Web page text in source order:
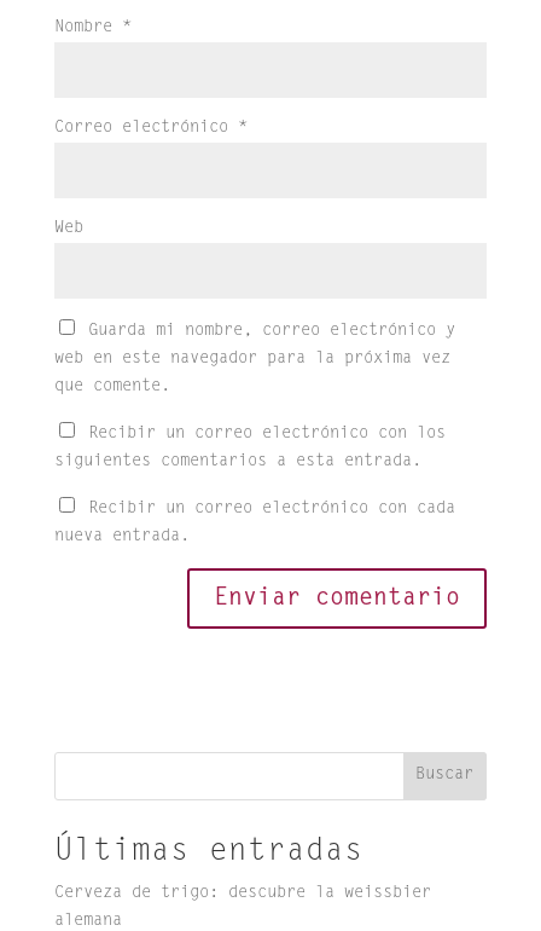
Nombre *
Correo electrónico *
Web
Guarda mi nombre, correo electrónico y
web en este navegador para la próxima vez
que comente.
Recibir un correo electrónico con los
siguientes comentarios a esta entrada.
Recibir un correo electrónico con cada
nueva entrada.
Buscar
Últimas entradas
Cerveza de trigo: descubre la weissbier
alemana